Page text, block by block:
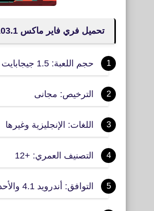
تحميل فري فاير ماكس Garena Free Fire MAX 2.103.1
حجم اللعبة: 1.5 جيجابايت تقريبا
الترخيص: مجانى
اللغات: الإنجليزية وغيرها
التصنيف العمري: +12
التوافق: أندرويد 4.1 والأحدث